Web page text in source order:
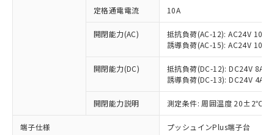
定格通電電流 10A
開閉能力(AC)
抵抗負荷(AC-12): AC24V 10A/
誘導負荷(AC-15): AC24V
開閉能力(DC)
抵抗負荷(DC-12): DC24V 8A/
誘導負荷(DC-13): DC24V 4A/
開閉能力説明 測定条件: 周囲温度 20±2℃、
端子仕様 プッシュインPlus端子台
ご利用条件
対応済み：EU RoHS指令（10物質）の
非含有に対応した製品が提供可能な商品で
対応予定：EU RoHS指令（10物質）の非含
有に対応した製品に切り替える予定のある
対応予定なし：EU RoHS指令（10物質）の